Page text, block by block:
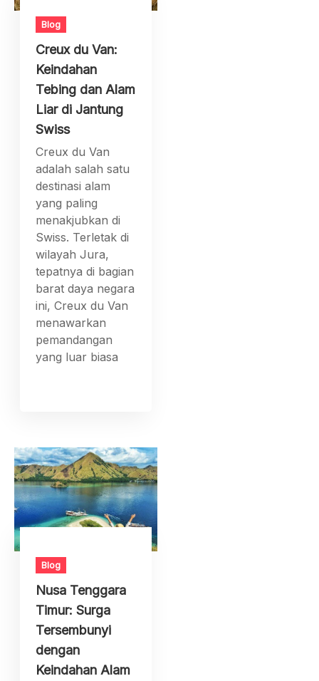
Blog
Creux du Van:
Keindahan
Tebing dan Alam
Liar di Jantung
Swiss
Creux du Van
adalah salah satu
destinasi alam
yang paling
menakjubkan di
Swiss. Terletak di
wilayah Jura,
tepatnya di bagian
barat daya negara
ini, Creux du Van
menawarkan
pemandangan
yang luar biasa
Blog
Nusa Tenggara
Timur: Surga
Tersembunyi
dengan
Keindahan Alam